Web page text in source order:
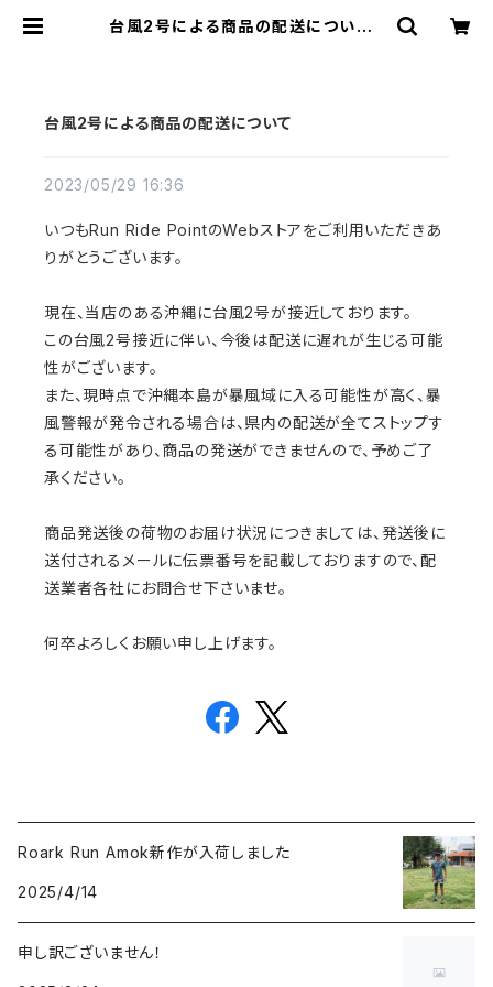
台風2号による商品の配送について |
台風2号による商品の配送について
2023/05/29 16:36
いつもRun Ride PointのWebストアをご利用いただきあ
りがとうございます。
現在、当店のある沖縄に台風2号が接近しております。
この台風2号接近に伴い、今後は配送に遅れが生じる可能
性がございます。
また、現時点で沖縄本島が暴風域に入る可能性が高く、暴
風警報が発令される場合は、県内の配送が全てストップす
る可能性があり、商品の発送ができませんので、予めご了
承ください。
商品発送後の荷物のお届け状況につきましては、発送後に
送付されるメールに伝票番号を記載しておりますので、配
送業者各社にお問合せ下さいませ。
何卒よろしくお願い申し上げます。
Roark Run Amok新作が入荷しました
2025/4/14
申し訳ございません！